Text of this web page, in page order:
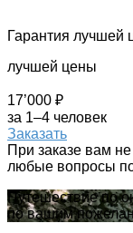
Гарантия лучшей
лучшей цены
17’000 ₽
за 1–4 человек
Заказать
При заказе вам
любые вопросы по
Путешествие по
по вашим